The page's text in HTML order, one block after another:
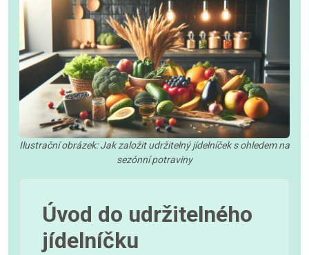
Ilustrační obrázek: Jak založit udržitelný jídelníček s ohledem na
sezónní potraviny
Úvod do udržitelného
jídelníčku